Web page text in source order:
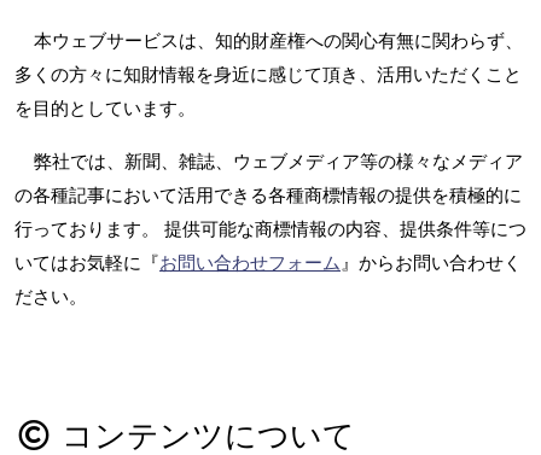
本ウェブサービスは、知的財産権への関心有無に関わらず、
多くの方々に知財情報を身近に感じて頂き、活用いただくこと
を目的としています。
弊社では、新聞、雑誌、ウェブメディア等の様々なメディア
の各種記事において活用できる各種商標情報の提供を積極的に
行っております。 提供可能な商標情報の内容、提供条件等につ
いてはお気軽に『お問い合わせフォーム』からお問い合わせく
ださい。
コンテンツについて